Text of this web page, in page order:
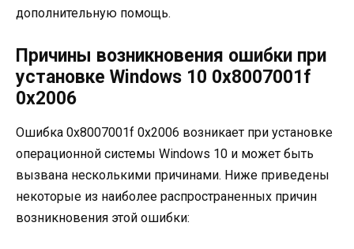
дополнительную помощь.
Причины возникновения ошибки при
установке Windows 10 0x8007001f
0x2006
Ошибка 0x8007001f 0x2006 возникает при установке
операционной системы Windows 10 и может быть
вызвана несколькими причинами. Ниже приведены
некоторые из наиболее распространенных причин
возникновения этой ошибки: